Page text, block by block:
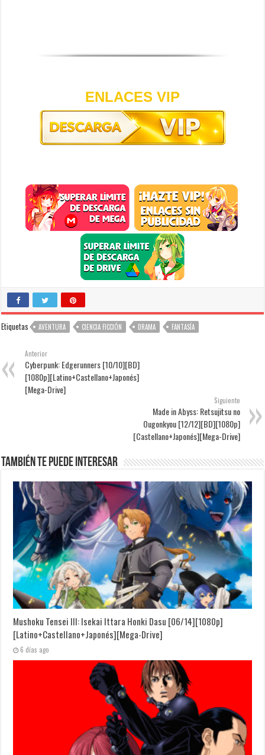
ENLACES VIP
Etiquetas AVENTURA CIENCIA FICCIÓN DRAMA FANTASÍA
Anterior
Cyberpunk: Edgerunners [10/10][BD]
[1080p][Latino+Castellano+Japonés]
[Mega-Drive]
Siguiente
Made in Abyss: Retsujitsu no
Ougonkyou [12/12][BD][1080p]
[Castellano+Japonés][Mega-Drive]
También te puede interesar
Mushoku Tensei III: Isekai Ittara Honki Dasu [06/14][1080p]
[Latino+Castellano+Japonés][Mega-Drive]
6 días ago